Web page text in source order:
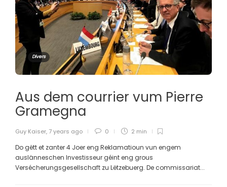
Divers
Aus dem courrier vum Pierre
Gramegna
Guy Kaiser, 7 years ago 0 2 min
Do gëtt et zanter 4 Joer eng Reklamatioun vun engem
auslänneschen Investisseur géint eng grous
Versécherungsgesellschaft zu Lëtzebuerg. De commissariat...